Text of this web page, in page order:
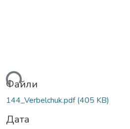
Файли
144_Verbelchuk.pdf(405 KB)
Дата